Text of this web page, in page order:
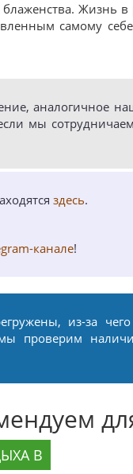
Жизнь в
самому
аналогичное
мы
здесь.
канале!
из-за
проверим
В